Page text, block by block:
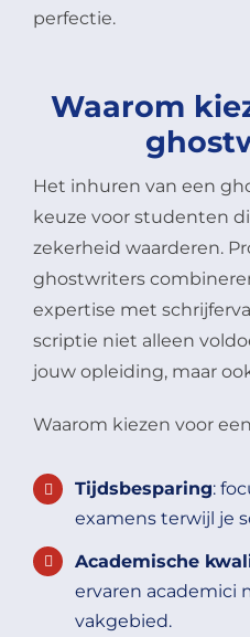
perfectie.
Waarom
Het inhuren van een
keuze voor studenten
zekerheid waarderen.
ghostwriters
expertise met
scriptie niet alleen
jouw opleiding, maar
Waarom kiezen voor
Tijdsbesparing:
examens terwijl je
Academische
ervaren academici
vakgebied.